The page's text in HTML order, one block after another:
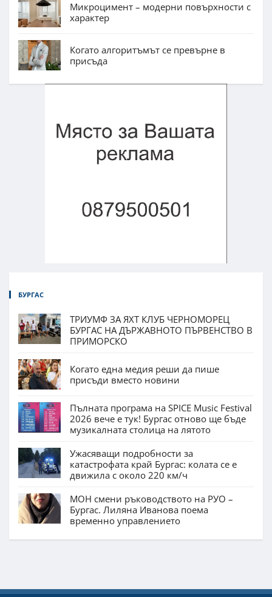
Микроцимент – модерни повърхности с
характер
Когато алгоритъмът се превърне в
присъда
БУРГАС
ТРИУМФ ЗА ЯХТ КЛУБ ЧЕРНОМОРЕЦ
БУРГАС НА ДЪРЖАВНОТО ПЪРВЕНСТВО В
ПРИМОРСКО
Когато една медия реши да пише
присъди вместо новини
Пълната програма на SPICE Music Festival
2026 вече е тук! Бургас отново ще бъде
музикалната столица на лятото
Ужасяващи подробности за
катастрофата край Бургас: колата се е
движила с около 220 км/ч
МОН смени ръководството на РУО –
Бургас. Лиляна Иванова поема
временно управлението